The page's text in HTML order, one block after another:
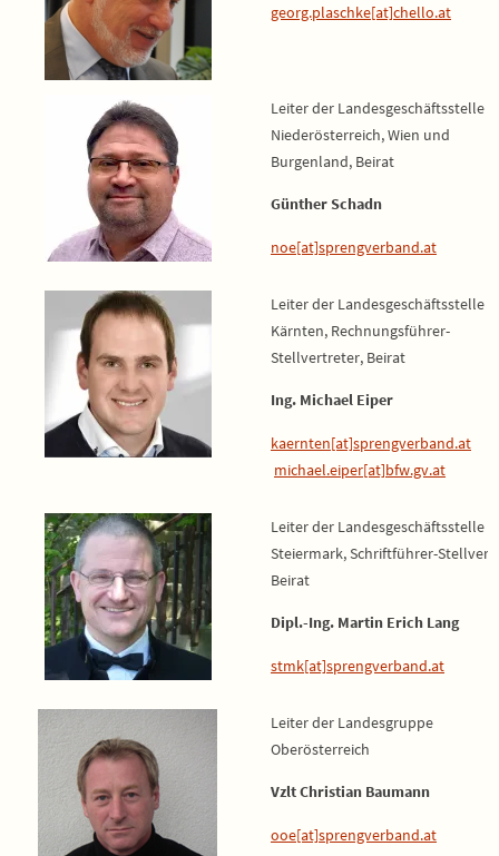
georg.plaschke[at]chello.at
Leiter der Landesgeschäftsstelle
Niederösterreich, Wien und
Burgenland, Beirat
Günther Schadn
noe[at]sprengverband.at
Leiter der Landesgeschäftsstelle
Kärnten, Rechnungsführer-
Stellvertreter, Beirat
Ing. Michael Eiper
kaernten[at]sprengverband.at
michael.eiper[at]bfw.gv.at
Leiter der Landesgeschäftsstelle
Steiermark, Schriftführer-
Beirat
Dipl.-Ing. Martin Erich Lang
stmk[at]sprengverband.at
Leiter der Landesgruppe
Oberösterreich
Vzlt Christian Baumann
ooe[at]sprengverband.at